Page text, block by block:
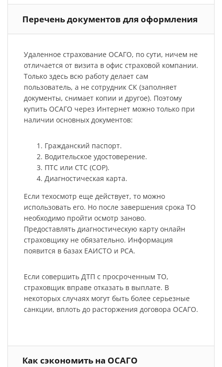
Перечень документов для оформления
Удаленное страхование ОСАГО, по сути, ничем не
отличается от визита в офис страховой компании.
Только здесь всю работу делает сам
пользователь, а не сотрудник СК (заполняет
документы, снимает копии и другое). Поэтому
купить ОСАГО через Интернет можно только при
наличии основных документов:
Гражданский паспорт.
Водительское удостоверение.
ПТС или СТС (СОР).
Диагностическая карта.
Если техосмотр еще действует, то можно
использовать его. Но после завершения срока ТО
необходимо пройти осмотр заново.
Предоставлять диагностическую карту онлайн
страховщику не обязательно. Информация
появится в базах ЕАИСТО и РСА.
Если совершить ДТП с просроченным ТО,
страховщик вправе отказать в выплате. В
некоторых случаях могут быть более серьезные
санкции, вплоть до расторжения договора ОСАГО.
Как сэкономить на ОСАГО